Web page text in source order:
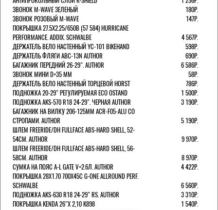
ЗВОНОК M-WAVE ЗЕЛЕНЫЙ
180Р.
ЗВОНОК РОЗОВЫЙ M-WAVE
147Р.
ПОКРЫШКА 27.5X2.25/650B (57 584) HURRICANE
PERFORMANCE. ADDIX. SCHWALBE
4 567Р.
ДЕРЖАТЕЛЬ ВЕЛО НАСТЕННЫЙ YC-101 BIKEHAND
598Р.
ДЕРЖАТЕЛЬ ФЛЯГИ ABC-13N AUTHOR
690Р.
БАГАЖНИК ПЕРЕДНИЙ 26-29". AUTHOR
6 586Р.
ЗВОНОК МИНИ D=35 ММ
58Р.
ДЕРЖАТЕЛЬ ВЕЛО НАСТЕННЫЙ ТОРЦЕВОЙ HORST
786Р.
ПОДНОЖКА 20-29" РЕГУЛИРУЕМАЯ ECO OSTAND
1 500Р.
ПОДНОЖКА AKS-570 R18 24-29". ЧЕРНАЯ AUTHOR
3 190Р.
БАГАЖНИК НА ВИЛКУ 206-125ММ ACR-F05-ALU СО
СТРОПАМИ. AUTHOR
5 190Р.
ШЛЕМ FREERIDE/DH FULLFACE ABS-HARD SHELL, 52-
54СМ. AUTHOR
9 970Р.
ШЛЕМ FREERIDE/DH FULLFACE ABS-HARD SHELL, 56-
58СМ. AUTHOR
8 970Р.
СУМКА НА ПОЯС A-L GATE V=2.6Л. AUTHOR
4 422Р.
ПОКРЫШКА 28X1.70 700X45C G-ONE ALLROUND PERF.
SCHWALBE
6 560Р.
ПОДНОЖКА AKS-630 R18 24-29" RS. AUTHOR
3 310Р.
ПОКРЫШКА KENDA 26"Х 2,10 K898
1 540Р.